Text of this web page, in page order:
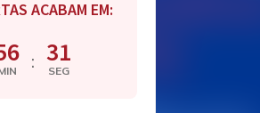
ACABAM EM:
: 30
SEG